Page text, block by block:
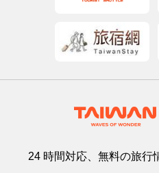
24 時間対応、無料の旅行